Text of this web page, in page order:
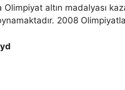
altın madalyası
2008